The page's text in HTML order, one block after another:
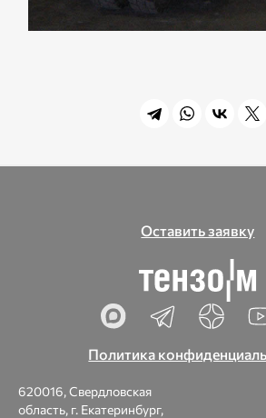
Оставить заявку
Политика
620016, Свердловская
область, г. Екатеринбург,